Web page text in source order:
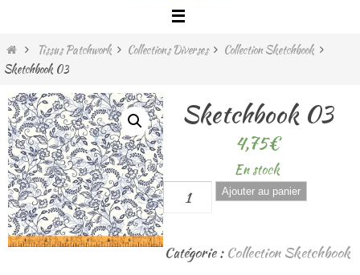
HomeTissus Patchwork Collections Diverses
Collection Sketchbook
Sketchbook 03
Sketchbook 03
4,75€
En stock
quantité
de
Sketchbook
03
Ajouter au panier
Catégorie : Collection Sketchbook